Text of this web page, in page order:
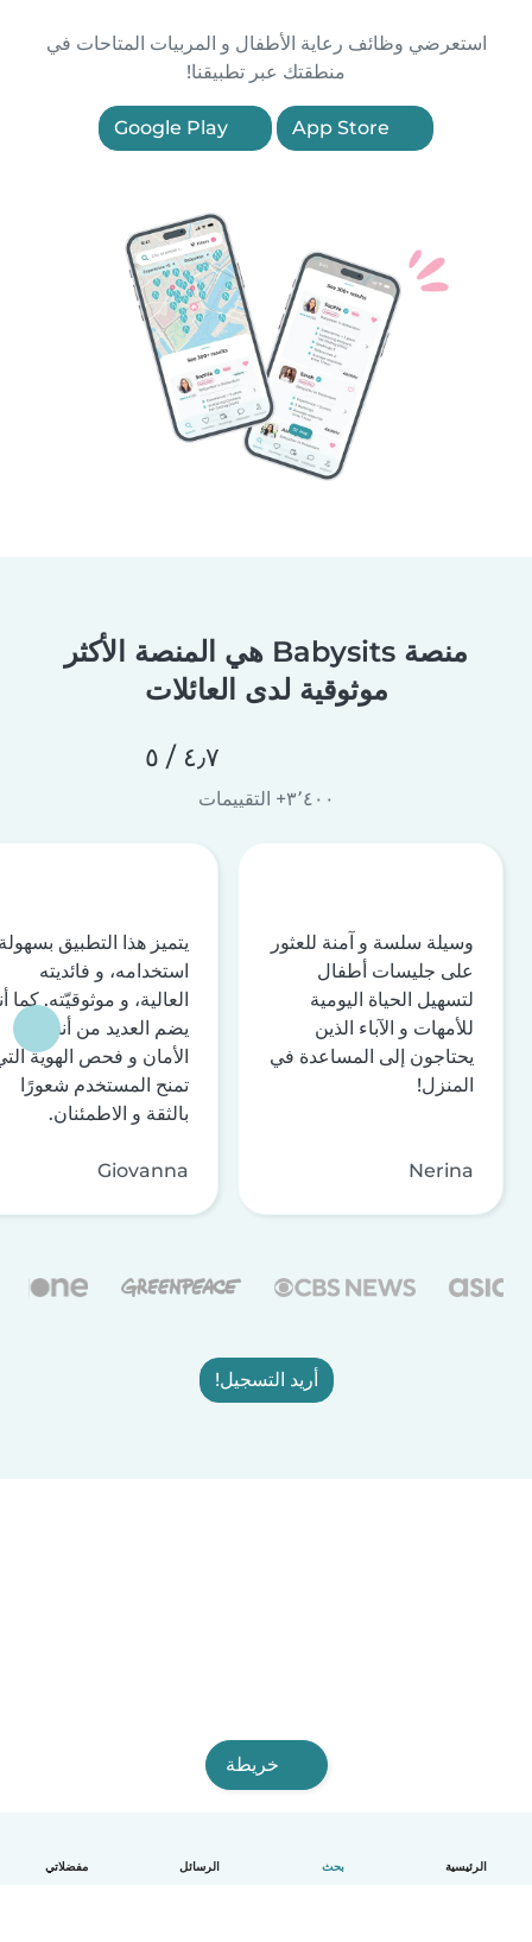
الرئيسية بحث الرسائل مفضلاتي
استعرضي وظائف رعاية الأطفال و المربيات المتاحات في
منطقتك عبر تطبيقنا!
منصة Babysits هي المنصة الأكثر
موثوقية لدى العائلات
٤٫٧ / ٥
٣٬٤٠٠+ التقييمات
وسيلة سلسة و آمنة للعثور
على جليسات أطفال
لتسهيل الحياة اليومية
للأمهات و الآباء الذين
يحتاجون إلى المساعدة في
المنزل!
Nerina
يتميز هذا التطبيق
استخدامه، و فائديته
العالية، و موثوقيّته. كما
يضم العديد من أنظمة
الأمان و فحص الهوية
تمنح المستخدم شعورًا
بالثقة و الاطمئنان.
Giovanna
أريد التسجيل!
خريطة